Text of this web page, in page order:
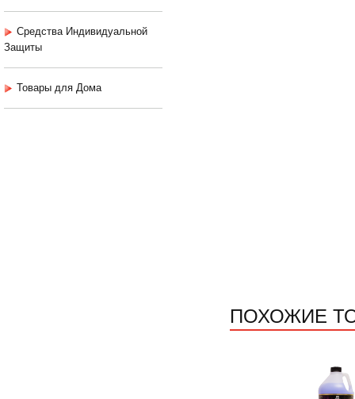
Средства Индивидуальной
Защиты
Товары для Дома
ПОХОЖИЕ